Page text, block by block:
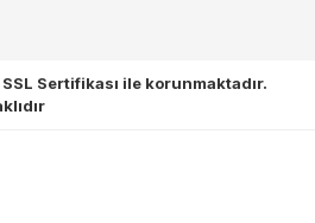
Sertifikası ile korunmaktadır.